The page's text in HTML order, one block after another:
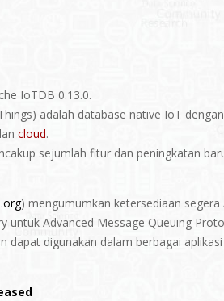
IoTDB 0.13.0.
adalah database native IoT
cloud.
sejumlah fitur dan peningkatan
) mengumumkan ketersediaan segera
untuk Advanced Message Queuing
dapat digunakan dalam berbagai